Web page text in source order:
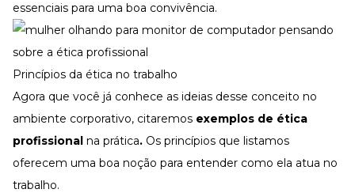
essenciais para uma boa convivência.
Princípios da ética no trabalho
Agora que você já conhece as ideias desse conceito no
ambiente corporativo, citaremos exemplos de ética
profissional na prática. Os princípios que listamos
oferecem uma boa noção para entender como ela atua no
trabalho.